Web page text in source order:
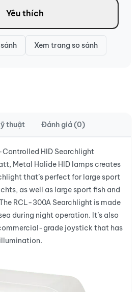
Yêu thích
Xem trang so sánh
thuật Đánh giá (0)
HID Searchlight
Metal Halide HID lamps creates
that’s perfect for large sport
as well as large sport fish and
RCL-300A Searchlight is made
during night operation. It’s also
grade joystick that has